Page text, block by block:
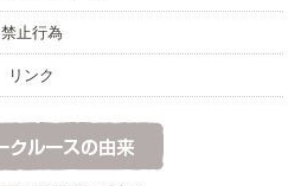
禁止行為
リンク